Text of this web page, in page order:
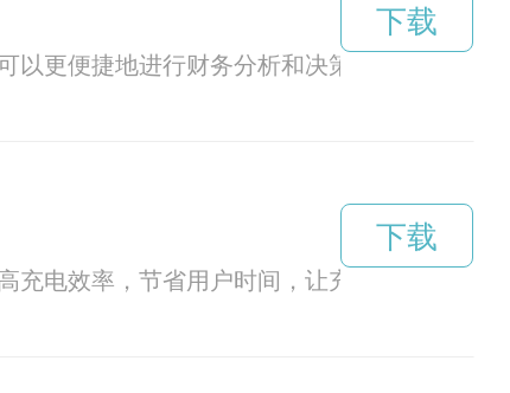
更便捷地进行财务分析和决策。
下载
充电效率，节省用户时间，让充电更为便捷快
下载